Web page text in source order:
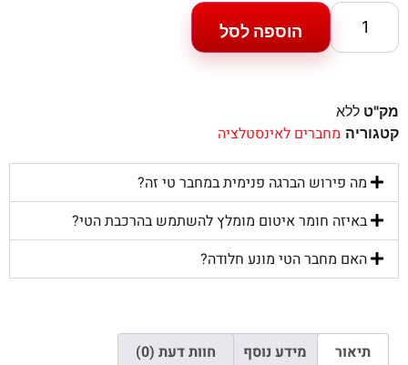
הוספה לסל
מק"ט ללא
קטגוריה מחברים לאינסטלציה
מה פירוש הברגה פנימית במחבר טי זה?
באיזה חומר איטום מומלץ להשתמש בהרכבת הטי?
האם מחבר הטי מונע חלודה?
תיאור מידע נוסף חוות דעת (0)